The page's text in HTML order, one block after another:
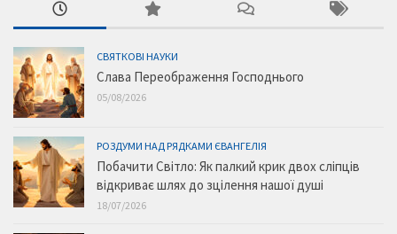
СВЯТКОВІ НАУКИ
Слава Переображення Господнього
05/08/2026
РОЗДУМИ НАД РЯДКАМИ ЄВАНГЕЛІЯ
Побачити Світло: Як палкий крик двох сліпців
відкриває шлях до зцілення нашої душі
18/07/2026